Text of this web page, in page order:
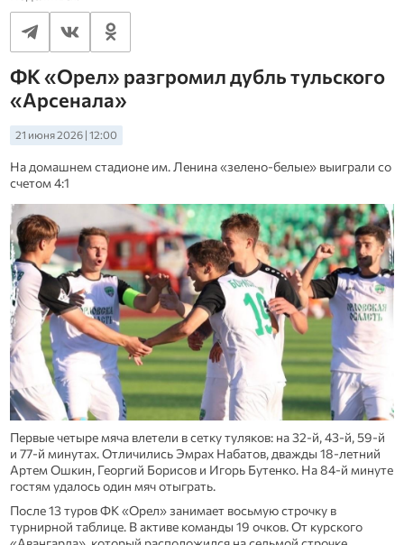
ФК «Орел» разгромил дубль тульского
«Арсенала»
21 июня 2026 | 12:00
На домашнем стадионе им. Ленина «зелено-белые» выиграли со
счетом 4:1
Первые четыре мяча влетели в сетку туляков: на 32-й, 43-й, 59-й
и 77-й минутах. Отличились Эмрах Набатов, дважды 18-летний
Артем Ошкин, Георгий Борисов и Игорь Бутенко. На 84-й минуте
гостям удалось один мяч отыграть.
После 13 туров ФК «Орел» занимает восьмую строчку в
турнирной таблице. В активе команды 19 очков. От курского